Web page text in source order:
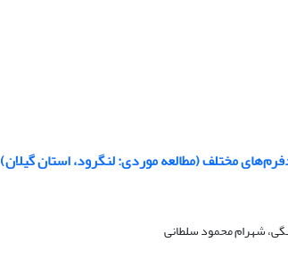
مختلف (مطالعه موردی: لنگرود، استان گیلان)
شهرام محمود سلطانی